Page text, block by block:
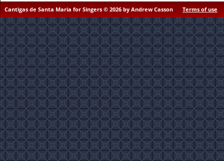
Cantigas de Santa Maria for Singers © 2026 by Andrew Casson Terms of use